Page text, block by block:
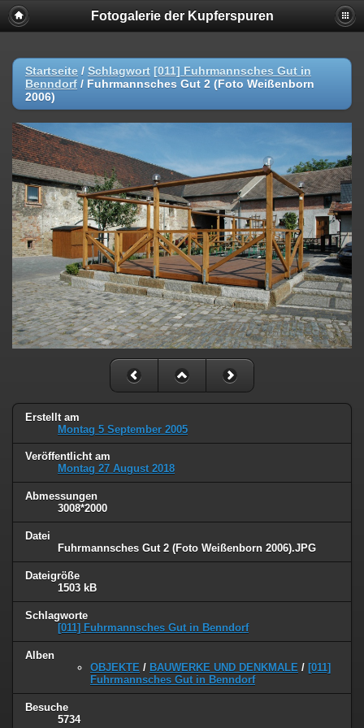
Fotogalerie der Kupferspuren
Startseite / Schlagwort [011] Fuhrmannsches Gut in
Benndorf / Fuhrmannsches Gut 2 (Foto Weißenborn
2006)
Erstellt am
Montag 5 September 2005
Veröffentlicht am
Montag 27 August 2018
Abmessungen
3008*2000
Datei
Fuhrmannsches Gut 2 (Foto Weißenborn 2006).JPG
Dateigröße
1503 kB
Schlagworte
[011] Fuhrmannsches Gut in Benndorf
Alben
OBJEKTE / BAUWERKE UND DENKMALE / [011]
Fuhrmannsches Gut in Benndorf
Besuche
5734